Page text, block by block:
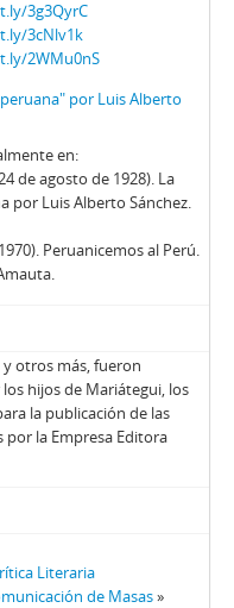
3g3QyrC
3cNlv1k
2WMu0nS
por Luis Alberto
en:
de agosto de 1928). La
por Luis Alberto Sánchez.
Peruanicemos al Perú.
otros más, fueron
hijos de Mariátegui, los
la publicación de las
por la Empresa Editora
Literaria
de Masas»